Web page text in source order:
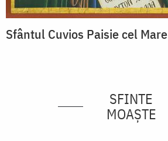
Sfântul Cuvios Paisie cel Mare
SFINTE
MOAȘTE